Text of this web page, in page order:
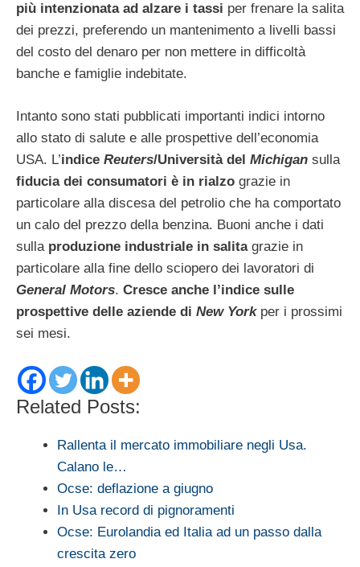
più intenzionata ad alzare i tassi per frenare la salita
dei prezzi, preferendo un mantenimento a livelli bassi
del costo del denaro per non mettere in difficoltà
banche e famiglie indebitate.
Intanto sono stati pubblicati importanti indici intorno
allo stato di salute e alle prospettive dell’economia
USA. L’indice Reuters/Università del Michigan sulla
fiducia dei consumatori è in rialzo grazie in
particolare alla discesa del petrolio che ha comportato
un calo del prezzo della benzina. Buoni anche i dati
sulla produzione industriale in salitagrazie in
particolare alla fine dello sciopero dei lavoratori di
General Motors. Cresce anche l’indice sulle
prospettive delle aziende di New Yorkper i prossimi
sei mesi.
Related Posts:
Rallenta il mercato immobiliare negli Usa.
Calano le…
Ocse: deflazione a giugno
In Usa record di pignoramenti
Ocse: Eurolandia ed Italia ad un passo dalla
crescita zero